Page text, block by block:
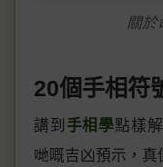
關於
20個手相符
講到 手相學點樣
哋嘅吉凶預示，